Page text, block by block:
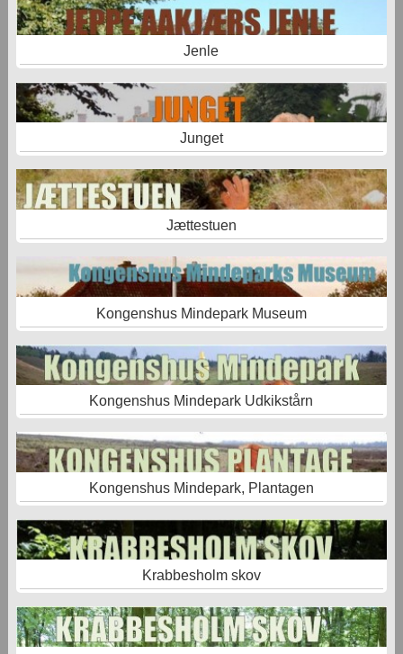
Jenle
Junget
Jættestuen
Kongenshus Mindepark Museum
Kongenshus Mindepark Udkikstårn
Kongenshus Mindepark, Plantagen
Krabbesholm skov